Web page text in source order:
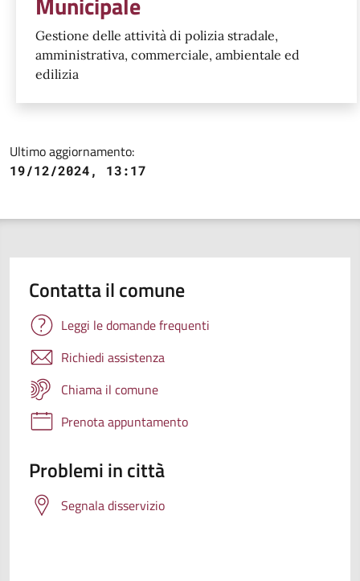
Gestione delle attività di polizia stradale,
amministrativa, commerciale, ambientale ed
edilizia
Ultimo aggiornamento:
19/12/2024, 13:17
Contatta il comune
Leggi le domande frequenti
Richiedi assistenza
Chiama il comune
Prenota appuntamento
Problemi in città
Segnala disservizio